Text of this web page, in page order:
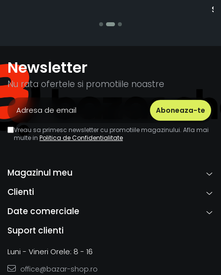
Newsletter
Nu rata ofertele si promotiile noastre
Vreau sa primesc newsletter cu promotiile magazinului. Afla mai
multe in Politica de Confidentialitate
Magazinul meu
Clienti
Date comerciale
Suport clienti
Luni - Vineri Orele: 8 - 16
office@bazar-shop.ro